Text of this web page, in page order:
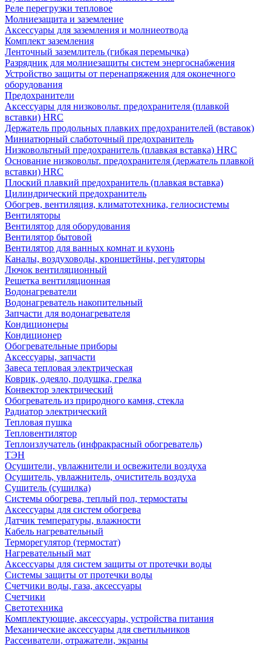
Реле перегрузки тепловое
Молниезащита и заземление
Аксессуары для заземления и молниеотвода
Комплект заземления
Ленточный заземлитель (гибкая перемычка)
Разрядник для молниезащиты систем энергоснабжения
Устройство защиты от перенапряжения для оконечного
оборудования
Предохранители
Аксессуары для низковольт. предохранителя (плавкой
вставки) HRC
Держатель продольных плавких предохранителей (вставок)
Миниатюрный слаботочный предохранитель
Низковольтный предохранитель (плавкая вставка) HRC
Основание низковольт. предохранителя (держатель плавкой
вставки) HRC
Плоский плавкий предохранитель (плавкая вставка)
Цилиндрический предохранитель
Обогрев, вентиляция, климатотехника, гелиосистемы
Вентиляторы
Вентилятор для оборудования
Вентилятор бытовой
Вентилятор для ванных комнат и кухонь
Каналы, воздуховоды, кроншетйны, регуляторы
Лючок вентиляционный
Решетка вентиляционная
Водонагреватели
Водонагреватель накопительный
Запчасти для водонагревателя
Кондиционеры
Кондиционер
Обогревательные приборы
Аксессуары, запчасти
Завеса тепловая электрическая
Коврик, одеяло, подушка, грелка
Конвектор электрический
Обогреватель из природного камня, стекла
Радиатор электрический
Тепловая пушка
Тепловентилятор
Теплоизлучатель (инфракрасный обогреватель)
ТЭН
Осушители, увлажнители и освежители воздуха
Осушитель, увлажнитель, очиститель воздуха
Сушитель (сушилка)
Системы обогрева, теплый пол, термостаты
Аксессуары для систем обогрева
Датчик температуры, влажности
Кабель нагревательный
Терморегулятор (термостат)
Нагревательный мат
Аксессуары для систем защиты от протечки воды
Системы защиты от протечки воды
Счетчики воды, газа, аксессуары
Счетчики
Светотехника
Комплектующие, аксессуары, устройства питания
Механические аксессуары для светильников
Рассеиватели, отражатели, экраны